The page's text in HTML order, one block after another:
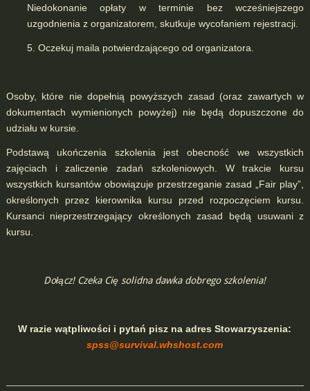
Niedokonanie opłaty w terminie bez wcześniejszego
uzgodnienia z organizatorem, skutkuje wycofaniem rejestracji.
5. Oczekuj maila potwierdzającego od organizatora.
Osoby, które nie dopełnią powyższych zasad (oraz zawartych w
dokumentach wymienionych powyżej) nie będą dopuszczone do
udziału w kursie.
Podstawą ukończenia szkolenia jest obecność we wszystkich
zajęciach i zaliczenie zadań szkoleniowych. W trakcie kursu
wszystkich kursantów obowiązuje przestrzeganie zasad „Fair play”,
określonych przez kierownika kursu przed rozpoczęciem kursu.
Kursanci nieprzestrzegający określonych zasad będą usuwani z
kursu.
Dołącz! Czeka Cię solidna dawka dobrego szkolenia!
W razie wątpliwości i pytań pisz na adres Stowarzyszenia:
spss@survival.whshost.com